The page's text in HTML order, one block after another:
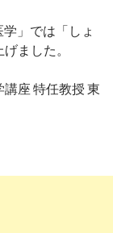
」では「しょ
ました。
座 特任教授 東